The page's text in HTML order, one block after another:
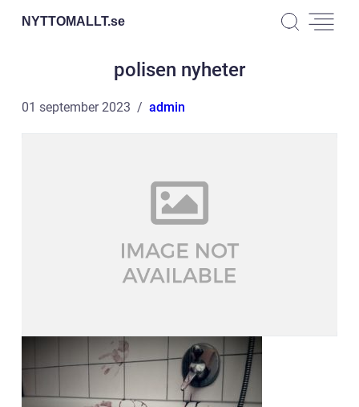
NYTTOMALLT.se
polisen nyheter
01 september 2023 admin